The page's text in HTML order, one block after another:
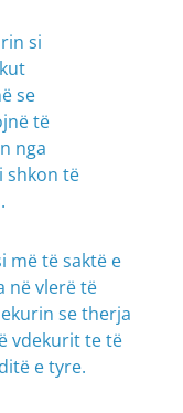
si
se
të
nga
shkon të
më të saktë e
në vlerë të
se therja
vdekurit te të
e tyre.